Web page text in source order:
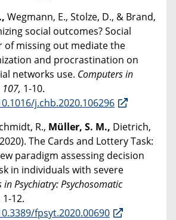
Wegmann, E., Stolze, D., & Brand,
social outcomes? Social
of missing out mediate the
and procrastination on
networks use. Computers in
1-10.
j.chb.2020.106296
R., Müller, S. M., Dietrich,
The Cards and Lottery Task:
paradigm assessing decision
in individuals with severe
in Psychiatry: Psychosomatic
1-12.
fpsyt.2020.00690